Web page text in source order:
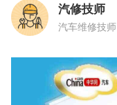
汽修技师
汽车维修技师